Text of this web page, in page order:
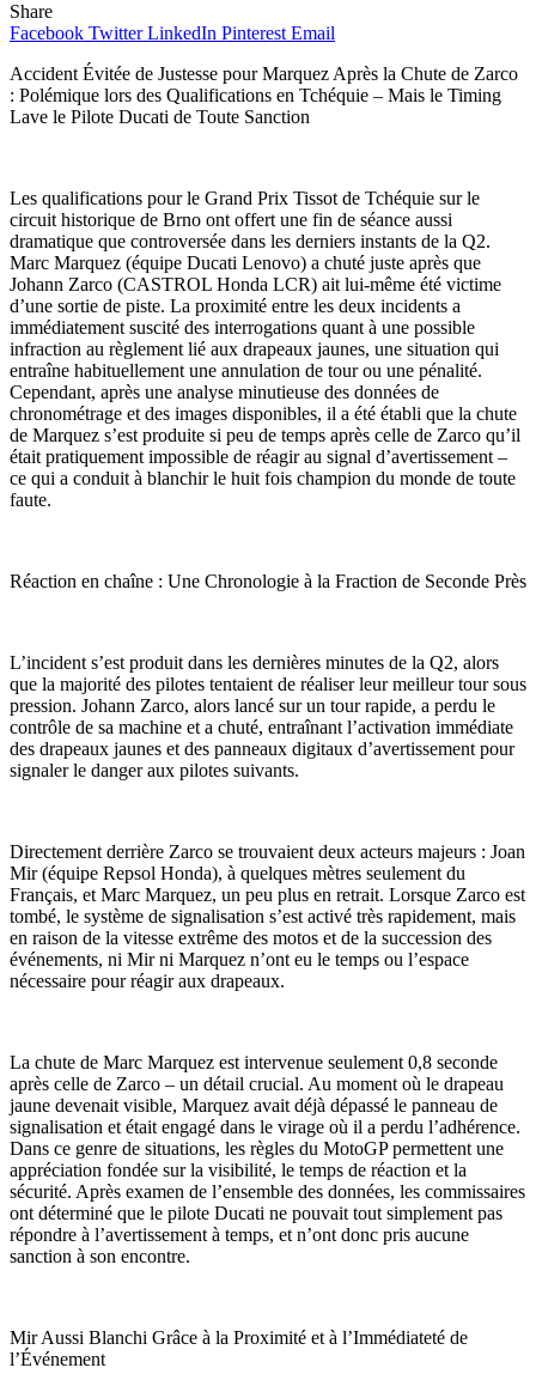
Share
Facebook Twitter LinkedIn Pinterest Email
Accident Évitée de Justesse pour Marquez Après la Chute de Zarco
: Polémique lors des Qualifications en Tchéquie – Mais le Timing
Lave le Pilote Ducati de Toute Sanction
Les qualifications pour le Grand Prix Tissot de Tchéquie sur le
circuit historique de Brno ont offert une fin de séance aussi
dramatique que controversée dans les derniers instants de la Q2.
Marc Marquez (équipe Ducati Lenovo) a chuté juste après que
Johann Zarco (CASTROL Honda LCR) ait lui-même été victime
d’une sortie de piste. La proximité entre les deux incidents a
immédiatement suscité des interrogations quant à une possible
infraction au règlement lié aux drapeaux jaunes, une situation qui
entraîne habituellement une annulation de tour ou une pénalité.
Cependant, après une analyse minutieuse des données de
chronométrage et des images disponibles, il a été établi que la chute
de Marquez s’est produite si peu de temps après celle de Zarco qu’il
était pratiquement impossible de réagir au signal d’avertissement –
ce qui a conduit à blanchir le huit fois champion du monde de toute
faute.
Réaction en chaîne : Une Chronologie à la Fraction de Seconde Près
L’incident s’est produit dans les dernières minutes de la Q2, alors
que la majorité des pilotes tentaient de réaliser leur meilleur tour sous
pression. Johann Zarco, alors lancé sur un tour rapide, a perdu le
contrôle de sa machine et a chuté, entraînant l’activation immédiate
des drapeaux jaunes et des panneaux digitaux d’avertissement pour
signaler le danger aux pilotes suivants.
Directement derrière Zarco se trouvaient deux acteurs majeurs : Joan
Mir (équipe Repsol Honda), à quelques mètres seulement du
Français, et Marc Marquez, un peu plus en retrait. Lorsque Zarco est
tombé, le système de signalisation s’est activé très rapidement, mais
en raison de la vitesse extrême des motos et de la succession des
événements, ni Mir ni Marquez n’ont eu le temps ou l’espace
nécessaire pour réagir aux drapeaux.
La chute de Marc Marquez est intervenue seulement 0,8 seconde
après celle de Zarco – un détail crucial. Au moment où le drapeau
jaune devenait visible, Marquez avait déjà dépassé le panneau de
signalisation et était engagé dans le virage où il a perdu l’adhérence.
Dans ce genre de situations, les règles du MotoGP permettent une
appréciation fondée sur la visibilité, le temps de réaction et la
sécurité. Après examen de l’ensemble des données, les commissaires
ont déterminé que le pilote Ducati ne pouvait tout simplement pas
répondre à l’avertissement à temps, et n’ont donc pris aucune
sanction à son encontre.
Mir Aussi Blanchi Grâce à la Proximité et à l’Immédiateté de
l’Événement